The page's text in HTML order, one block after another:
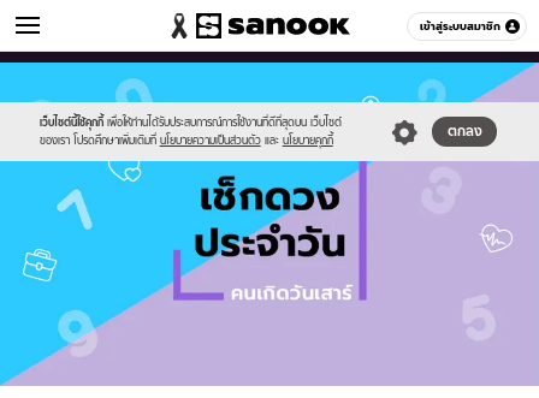
เข้าสู่ระบบสมาชิก
ดูดวง หมวดอื่นๆ
เว็บไซต์นี้ใช้คุกกี้ เพื่อให้ท่านได้รับประสบการณ์การใช้งานที่ดีที่สุดบน เว็บไซต์
ของเรา โปรดศึกษาเพิ่มเติมที่ นโยบายความเป็นส่วนตัว และ นโยบายคุกกี้
ตกลง
//s.isanook.com/sr/0/images/logo-
new-
sanook.png
//s.isanook.com/ho/0/ud/fxd/day/day-
7.png